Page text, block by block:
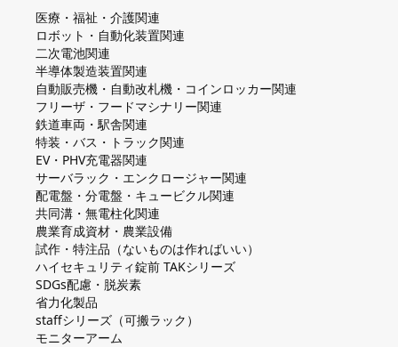
医療・福祉・介護関連
ロボット・自動化装置関連
二次電池関連
半導体製造装置関連
自動販売機・自動改札機・コインロッカー関連
フリーザ・フードマシナリー関連
鉄道車両・駅舎関連
特装・バス・トラック関連
EV・PHV充電器関連
サーバラック・エンクロージャー関連
配電盤・分電盤・キュービクル関連
共同溝・無電柱化関連
農業育成資材・農業設備
試作・特注品（ないものは作ればいい）
ハイセキュリティ錠前 TAKシリーズ
SDGs配慮・脱炭素
省力化製品
staffシリーズ（可搬ラック）
モニターアーム